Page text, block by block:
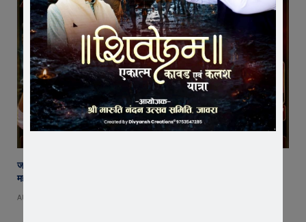
जावरा में बनेगा आस्था का नया केंद्र! आनंदी हनुमान मुक्तिधाम में स्थापित होगी भव्य
महादेव प्रतिमा
AUGUST 8, 2026